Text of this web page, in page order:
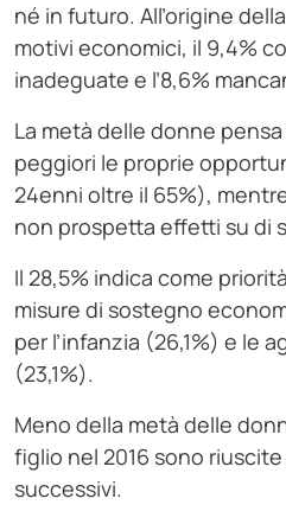
né in futuro. All’origine
motivi economici, il 9,4%
inadeguate e l’8,6%
La metà delle donne
peggiori le proprie
24enni oltre il 65%),
non prospetta effetti su di
Il 28,5% indica come
misure di sostegno
per l’infanzia (26,1%) e le
(23,1%).
Meno della metà delle
figlio nel 2016 sono
successivi.